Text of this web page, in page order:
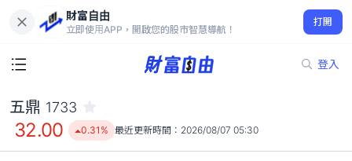
財富自由
立即使用APP，開啟您的股市智慧導航！
打開
登入
32.00
0.31%
五鼎 1733
32.00 0.31% 最近更新時間： 2026/08/07 05:30